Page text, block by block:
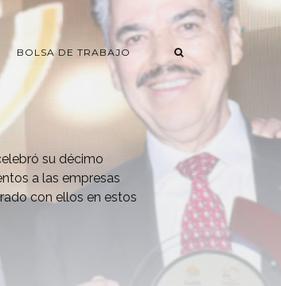
BOLSA DE TRABAJO
su décimo
a las empresas
con ellos en estos